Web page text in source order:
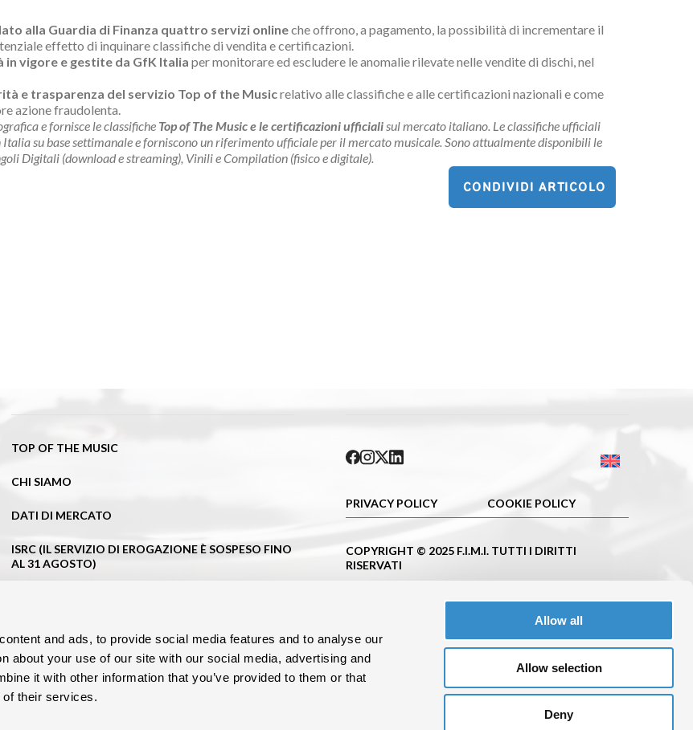
and ads, to provide social media features and to analyse our
about your use of our site with our social media, advertising and
it with other information that you’ve provided to them or that
of their services.
Allow all
Allow selection
Deny
alla Guardia di Finanza quattro servizi onlineche offrono, a pagamento, la possibilità di incrementare il
effetto di inquinare classifiche di vendita e certificazioni.
in vigore e gestite da GfK Italia per monitorare ed escludere le anomalie rilevate nelle vendite di dischi, nel
e trasparenza del servizio Top of the Musicrelativo alle classifiche e alle certificazioni nazionali e come
azione fraudolenta.
e fornisce le classifiche Top of The Music e le certificazioni ufficialisul mercato italiano. Le classifiche ufficiali
su base settimanale e forniscono un riferimento ufficiale per il mercato musicale. Sono attualmente disponibili le
Digitali (download e streaming), Vinili e Compilation (fisico e digitale).
CONDIVIDI ARTICOLO
TOP OF THE MUSIC
CHI SIAMO
DATI DI MERCATO
ISRC (IL SERVIZIO DI EROGAZIONE È SOSPESO FINO
AL 31 AGOSTO)
CONTATTI
PRIVACY POLICY COOKIE POLICY
COPYRIGHT © 2025 F.I.M.I. TUTTI I DIRITTI
RISERVATI
C. F.10695620152 P.IVA 08288100962